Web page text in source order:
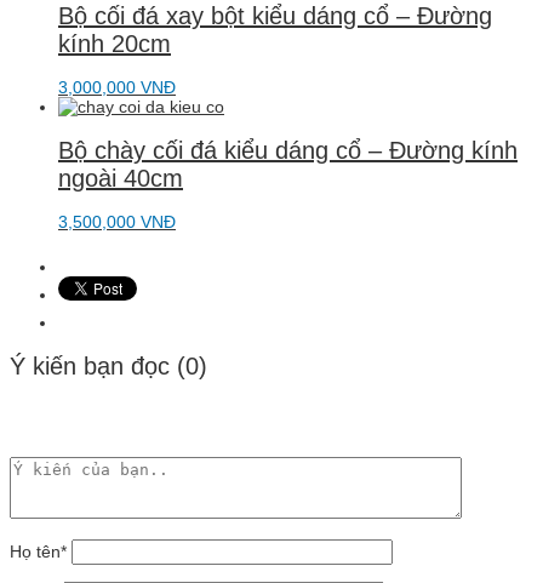
Bộ cối đá xay bột kiểu dáng cổ – Đường
kính 20cm
3,000,000 VNĐ
Bộ chày cối đá kiểu dáng cổ – Đường kính
ngoài 40cm
3,500,000 VNĐ
Ý kiến bạn đọc (0)
Họ tên*